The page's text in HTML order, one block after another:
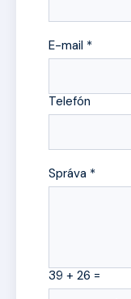
E-mail *
Telefón
Správa *
39 + 26 =